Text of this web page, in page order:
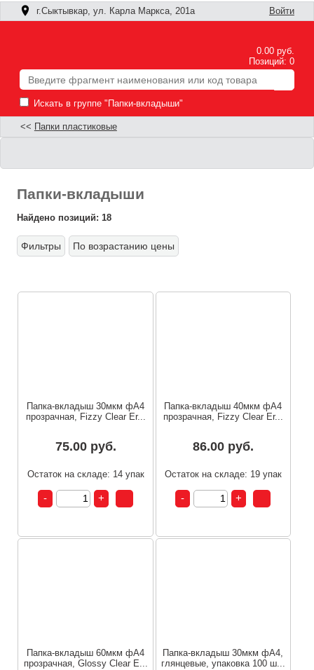
г.Сыктывкар, ул. Карла Маркса, 201а Войти
0.00 руб.
Позиций: 0
Искать в группе "Папки-вкладыши"
<< Папки пластиковые
Папки-вкладыши
Найдено позиций: 18
Фильтры По возрастанию цены
Папка-вкладыш 30мкм фА4
прозрачная, Fizzy Clear Er...
75.00 руб.
Остаток на складе: 14 упак
Папка-вкладыш 40мкм фА4
прозрачная, Fizzy Clear Er...
86.00 руб.
Остаток на складе: 19 упак
Папка-вкладыш 60мкм фА4
прозрачная, Glossy Clear E...
Папка-вкладыш 30мкм фА4,
глянцевые, упаковка 100 ш...